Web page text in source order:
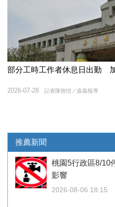
部分工時工作者休息日出勤
記者陳致愷／嘉義報導
2026-07-28
推薦新聞
桃園5行政區8/
影響
2026-08-06 18:15